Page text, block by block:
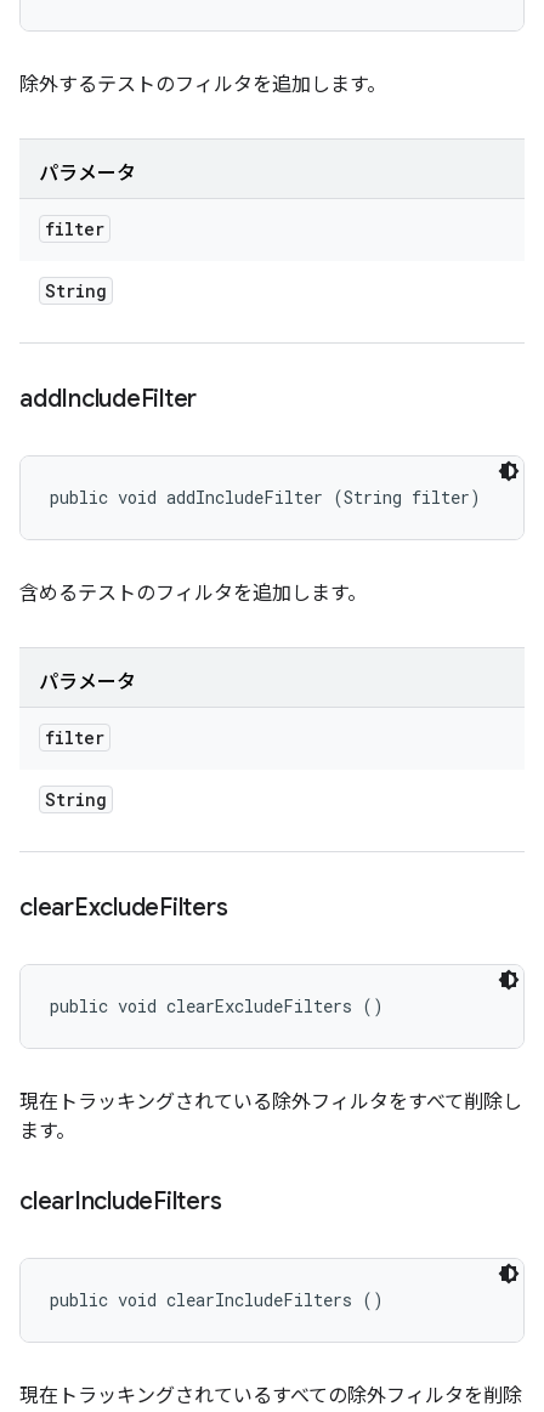
除外するテストのフィルタを追加します。
パラメータ
filter
String
addIncludeFilter
public void addIncludeFilter (String filter)
含めるテストのフィルタを追加します。
パラメータ
filter
String
clearExcludeFilters
public void clearExcludeFilters ()
現在トラッキングされている除外フィルタをすべて削除し
ます。
clearIncludeFilters
public void clearIncludeFilters ()
現在トラッキングされているすべての除外フィルタを削除